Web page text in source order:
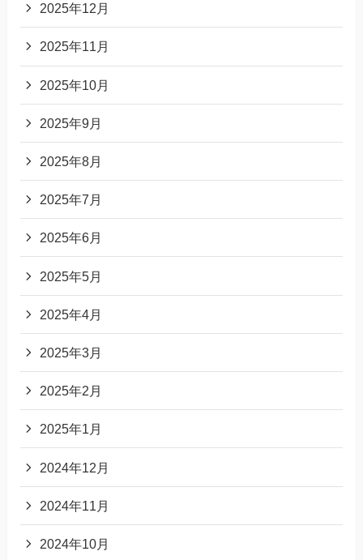
2025年12月
2025年11月
2025年10月
2025年9月
2025年8月
2025年7月
2025年6月
2025年5月
2025年4月
2025年3月
2025年2月
2025年1月
2024年12月
2024年11月
2024年10月